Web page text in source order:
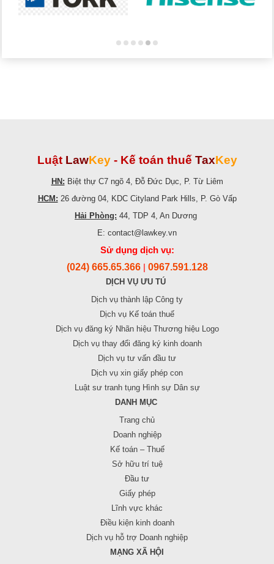
Luật LawKey - Kế toán thuế TaxKey
HN: Biệt thự C7 ngõ 4, Đỗ Đức Dục, P. Từ Liêm
HCM: 26 đường 04, KDC Cityland Park Hills, P. Gò Vấp
Hải Phòng: 44, TDP 4, An Dương
E: contact@lawkey.vn
Sử dụng dịch vụ:
(024) 665.65.366 0967.591.128
DỊCH VỤ ƯU TÚ
Dịch vụ thành lập Công ty
Dịch vụ Kế toán thuế
Dịch vụ đăng ký Nhãn hiệu Thương hiệu Logo
Dịch vụ thay đổi đăng ký kinh doanh
Dịch vụ tư vấn đầu tư
Dịch vụ xin giấy phép con
Luật sư tranh tụng Hình sự Dân sự
DANH MỤC
Trang chủ
Doanh nghiệp
Kế toán – Thuế
Sở hữu trí tuệ
Đầu tư
Giấy phép
Lĩnh vực khác
Điều kiện kinh doanh
Dịch vụ hỗ trợ Doanh nghiệp
MẠNG XÃ HỘI